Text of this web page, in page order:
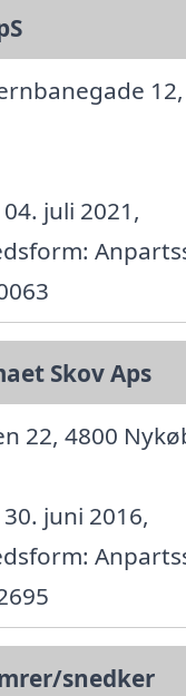
juli 2021,
Skov Aps
22, 4800
juni 2016,
snedker